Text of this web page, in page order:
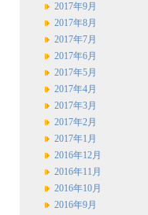
2017年9月
2017年8月
2017年7月
2017年6月
2017年5月
2017年4月
2017年3月
2017年2月
2017年1月
2016年12月
2016年11月
2016年10月
2016年9月